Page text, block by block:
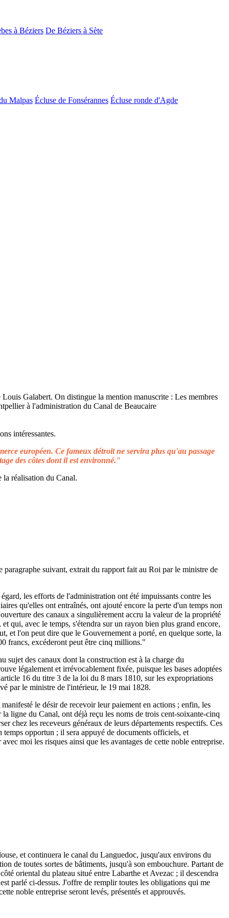
à Béziers De Béziers à Sète
Malpas Écluse de Fonsérannes Écluse ronde d'Agde
intéressantes.
européen. Ce fameux détroit ne servira plus qu'au passage
des côtes dont il est environné."
réalisation du Canal.
suivant, extrait du rapport fait au Roi par le ministre de
les efforts de l'administration ont été impuissants contre les
qu'elles ont entraînés, ont ajouté encore la perte d'un temps non
des canaux a singulièrement accru la valeur de la propriété
qui, avec le temps, s'étendra sur un rayon bien plus grand encore,
et l'on peut dire que le Gouvernement a porté, en quelque sorte, la
francs, excéderont peut être cinq millions."
sujet des canaux dont la construction est à la charge du
légalement et irrévocablement fixée, puisque les bases adoptées
16 du titre 3 de la loi du 8 mars 1810, sur les expropriations
par le ministre de l'intérieur, le 19 mai 1828.
le désir de recevoir leur paiement en actions ; enfin, les
ligne du Canal, ont déjà reçu les noms de trois cent-soixante-cinq
chez les receveurs généraux de leurs départements respectifs. Ces
temps opportun ; il sera appuyé de documents officiels, et
moi les risques ainsi que les avantages de cette noble entreprise.
et continuera le canal du Languedoc, jusqu'aux environs du
de toutes sortes de bâtiments, jusqu'à son embouchure. Partant de
oriental du plateau situé entre Labarthe et Avezac ; il descendra
parlé ci-dessus. J'offre de remplir toutes les obligations qui me
noble entreprise seront levés, présentés et approuvés.